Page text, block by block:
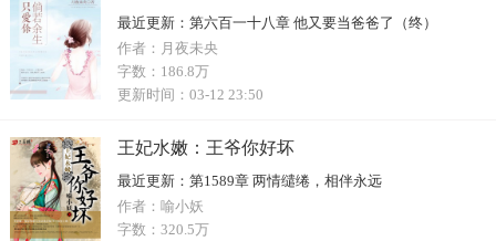
最近更新： 第六百一十八章 他又要当爸爸了（终）
作者： 月夜未央
字数： 186.8万
更新时间： 03-12 23:50
王妃水嫩：王爷你好坏
最近更新： 第1589章 两情缱绻，相伴永远
作者： 喻小妖
字数： 320.5万